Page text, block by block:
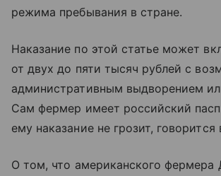
режима пребывания в стране.
Наказание по этой статье может
от двух до пяти тысяч рублей с
административным выдворением
Сам фермер имеет российский
ему наказание не грозит, говорится
О том, что американского фермера